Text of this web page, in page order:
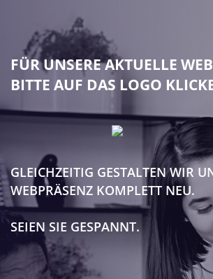
FÜR UNSERE AKTUELLE
BITTE AUF DAS LOGO
GLEICHZEITIG GESTALTEN WIR
WEBPRÄSENZ KOMPLETT NEU.
SEIEN SIE GESPANNT.